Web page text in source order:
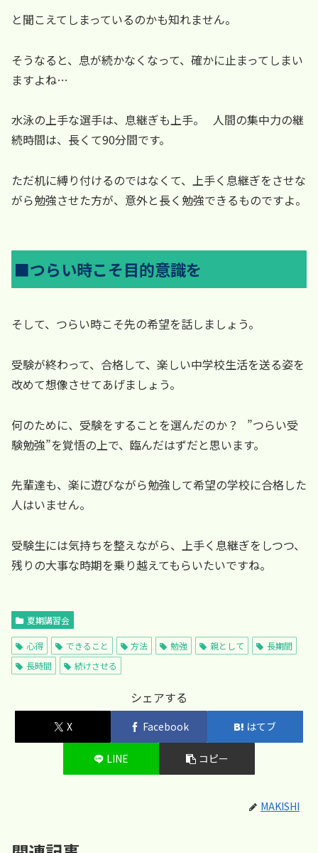
と聞こえてしまっているのかも知れません。
そうなると、息が続かなくなって、確かに止まってしまい
ますよね…
水泳の上手な選手は、息継ぎも上手。 人間の集中力の継
続時間は、長くて90分間です。
ただ机に縛り付けるのではなくて、上手く息継ぎをさせな
がら勉強させた方が、意外と長く勉強できるものですよ。
■つらい時こそ目的意識を
そして、つらい時こそ先の希望を話しましょう。
受験が終わって、合格して、楽しい中学校生活を送る姿を
改めて想像させてあげましょう。
何のために、受験をすることを選んだのか？ ”つらい受
験勉強”を覚悟の上で、臨んだはずだと思います。
先輩達も、楽に遊びながら勉強して希望の学校に合格した
人はいません。
受験生には気持ちを整えながら、上手く息継ぎをしつつ、
残りの大事な時期を乗り越えてもらいたいですね。
夏期講習会
心得 できること 方法 勉強 親として
長期間
長時間
続けさせる
シェアする
X Facebook はてブ
LINE コピー
MAKISHI